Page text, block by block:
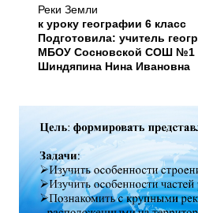
Реки Земли
к уроку географии 6 класс
Подготовила: учитель
МБОУ Сосновской СОШ №1
Шиндяпина Нина Ивановна